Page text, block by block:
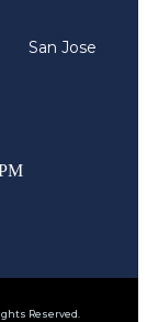
San Jose
Reserved.